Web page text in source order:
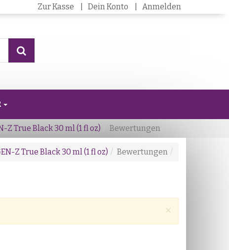
Zur Kasse Dein Konto Anmelden
Z True Black 30 ml (1 fl oz) Bewertungen
Z True Black 30 ml (1 fl oz) Bewertungen
×